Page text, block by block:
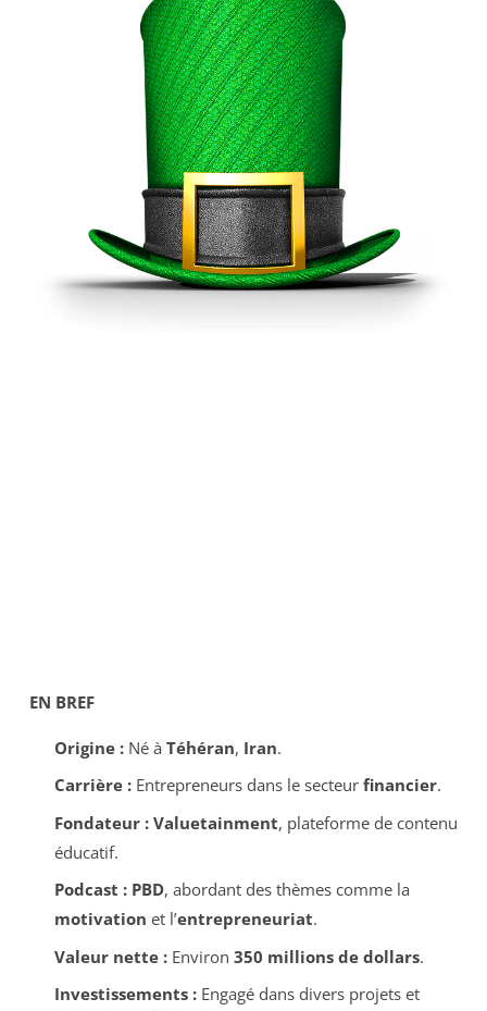
EN BREF
Origine :Né à Téhéran, Iran.
Carrière :Entrepreneurs dans le secteur financier.
Fondateur : Valuetainment, plateforme de contenu
éducatif.
Podcast : PBD, abordant des thèmes comme la
motivation et l’entrepreneuriat.
Valeur nette :Environ 350 millions de dollars.
Investissements :Engagé dans divers projets et